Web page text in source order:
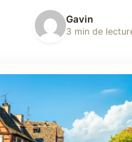
Gavin
3 min de